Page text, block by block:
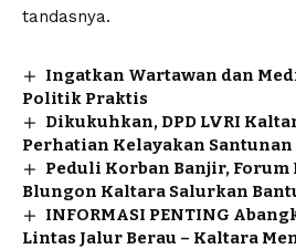
tandasnya.
Ingatkan Wartawan dan
Politik Praktis
Dikukuhkan, DPD LVRI
Perhatian Kelayakan
Peduli Korban Banjir, Forum
Blungon Kaltara Salurkan
INFORMASI PENTING
Lintas Jalur Berau – Kaltara